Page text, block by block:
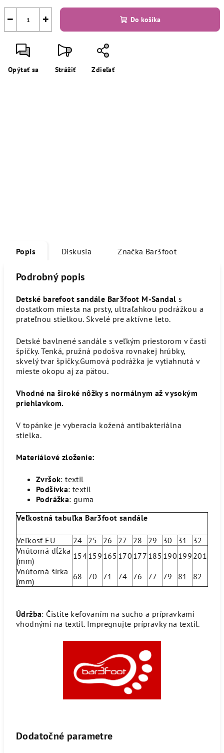
+
− Do košíka
Opýtať sa Strážiť Zdieľať
Popis Diskusia Značka Bar3foot
Podrobný popis
Detské barefoot sandále Bar3foot M-Sandal s
dostatkom miesta na prsty, ultraľahkou podrážkou a
prateľnou stielkou. Skvelé pre aktívne leto.
Detské bavlnené sandále s veľkým priestorom v časti
špičky. Tenká, pružná podošva rovnakej hrúbky,
skvelý tvar špičky.Gumová podrážka je vytiahnutá v
mieste okopu aj za pätou.
Vhodné na široké nôžky s normálnym až vysokým
priehlavkom.
V topánke je vyberacia kožená antibakteriálna
stielka.
Materiálové zloženie:
Zvršok: textil
Podšívka: textil
Podrážka: guma
Veľkostná tabuľka Bar3foot sandále
Veľkosť EU 24 25 26 27 28 29 30 31
32
Vnútorná dĺžka
(mm)
154159 165 170 177 185 190 199 201
Vnútorná šírka
(mm)
68 70 71 74 76 77 79 81 82
Údržba: Čistite kefovaním na sucho a prípravkami
vhodnými na textil. Impregnujte prípravky na textil.
Dodatočné parametre